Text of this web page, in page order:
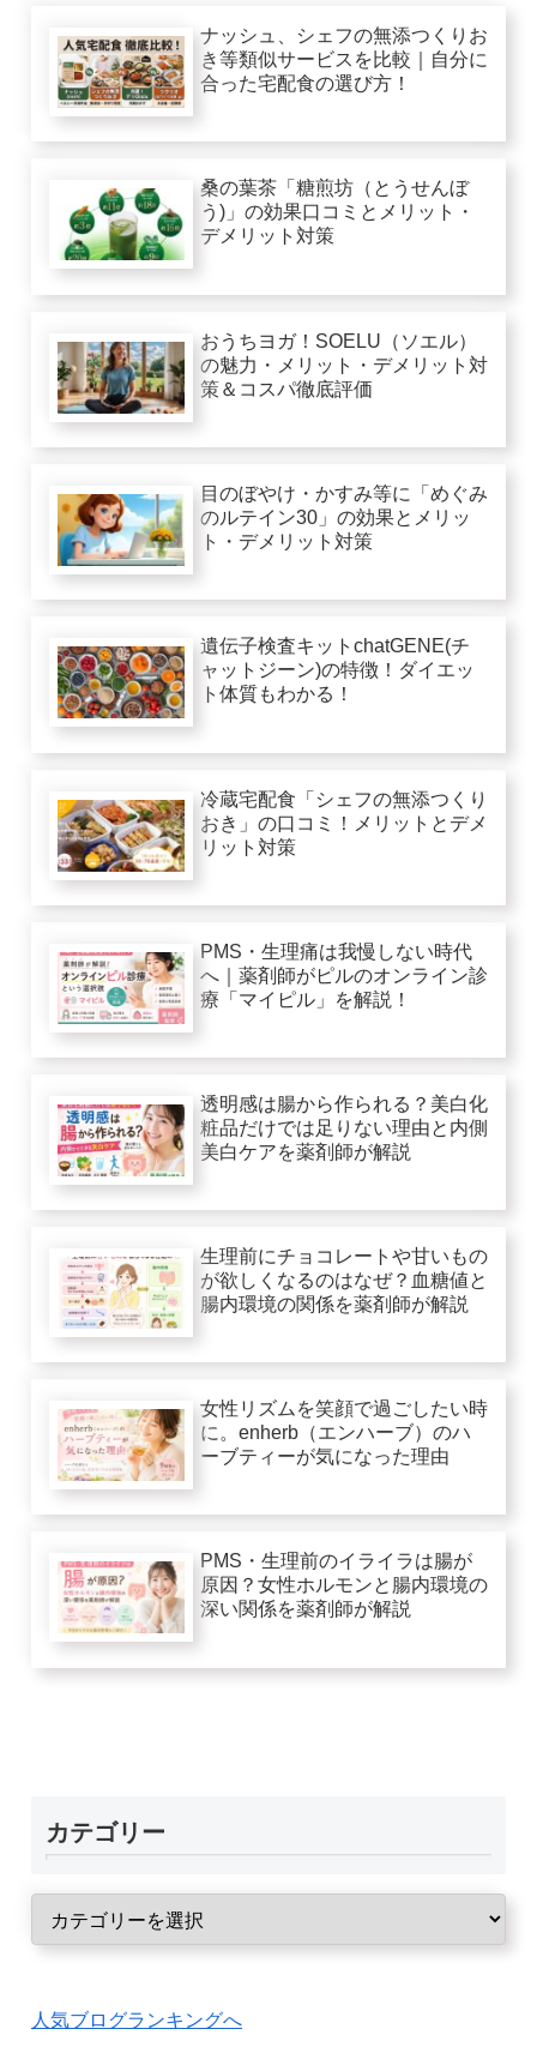
ナッシュ、シェフの無添つくりお
き等類似サービスを比較｜自分に
合った宅配食の選び方！
桑の葉茶「糖煎坊（とうせんぼ
う)」の効果口コミとメリット・
デメリット対策
おうちヨガ！SOELU（ソエル）
の魅力・メリット・デメリット対
策＆コスパ徹底評価
目のぼやけ・かすみ等に「めぐみ
のルテイン30」の効果とメリッ
ト・デメリット対策
遺伝子検査キットchatGENE(チ
ャットジーン)の特徴！ダイエッ
ト体質もわかる！
冷蔵宅配食「シェフの無添つくり
おき」の口コミ！メリットとデメ
リット対策
PMS・生理痛は我慢しない時代
へ｜薬剤師がピルのオンライン診
療「マイピル」を解説！
透明感は腸から作られる？美白化
粧品だけでは足りない理由と内側
美白ケアを薬剤師が解説
生理前にチョコレートや甘いもの
が欲しくなるのはなぜ？血糖値と
腸内環境の関係を薬剤師が解説
女性リズムを笑顔で過ごしたい時
に。enherb（エンハーブ）のハ
ーブティーが気になった理由
PMS・生理前のイライラは腸が
原因？女性ホルモンと腸内環境の
深い関係を薬剤師が解説
カテゴリー
人気ブログランキングへ